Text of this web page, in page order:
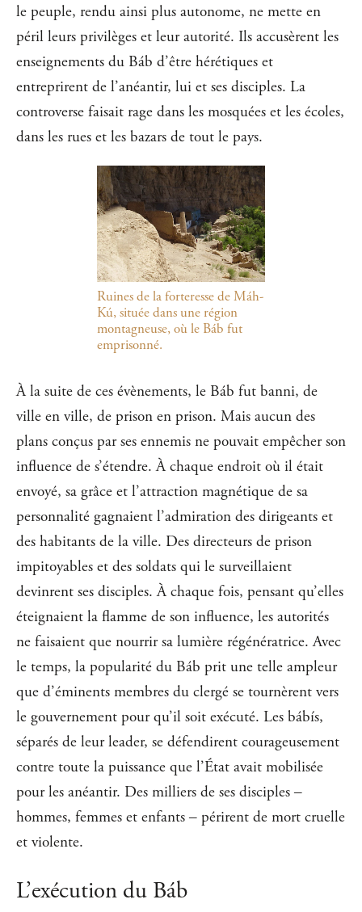
le peuple, rendu ainsi plus autonome, ne mette en
péril leurs privilèges et leur autorité. Ils accusèrent les
enseignements du Báb d’être hérétiques et
entreprirent de l’anéantir, lui et ses disciples. La
controverse faisait rage dans les mosquées et les écoles,
dans les rues et les bazars de tout le pays.
Ruines de la forteresse de Máh-
Kú, située dans une région
montagneuse, où le Báb fut
emprisonné.
À la suite de ces évènements, le Báb fut banni, de
ville en ville, de prison en prison. Mais aucun des
plans conçus par ses ennemis ne pouvait empêcher son
influence de s’étendre. À chaque endroit où il était
envoyé, sa grâce et l’attraction magnétique de sa
personnalité gagnaient l’admiration des dirigeants et
des habitants de la ville. Des directeurs de prison
impitoyables et des soldats qui le surveillaient
devinrent ses disciples. À chaque fois, pensant qu’elles
éteignaient la flamme de son influence, les autorités
ne faisaient que nourrir sa lumière régénératrice. Avec
le temps, la popularité du Báb prit une telle ampleur
que d’éminents membres du clergé se tournèrent vers
le gouvernement pour qu’il soit exécuté. Les bábís,
séparés de leur leader, se défendirent courageusement
contre toute la puissance que l’État avait mobilisée
pour les anéantir. Des milliers de ses disciples ‒
hommes, femmes et enfants ‒ périrent de mort cruelle
et violente.
L’exécution du Báb